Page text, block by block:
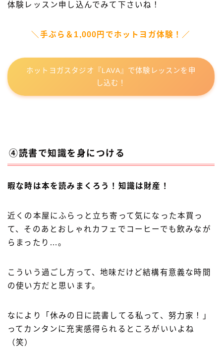
体験レッスン申し込んでみて下さいね！
＼手ぶら＆1,000円でホットヨガ体験！／
ホットヨガスタジオ『LAVA』で体験レッスンを申
し込む！
④読書で知識を身につける
暇な時は本を読みまくろう！知識は財産！
近くの本屋にふらっと立ち寄って気になった本買っ
て、そのあとおしゃれカフェでコーヒーでも飲みなが
らまったり…。
こういう過ごし方って、地味だけど結構有意義な時間
の使い方だと思います。
なにより「休みの日に読書してる私って、努力家！」
ってカンタンに充実感得られるところがいいよね
（笑）